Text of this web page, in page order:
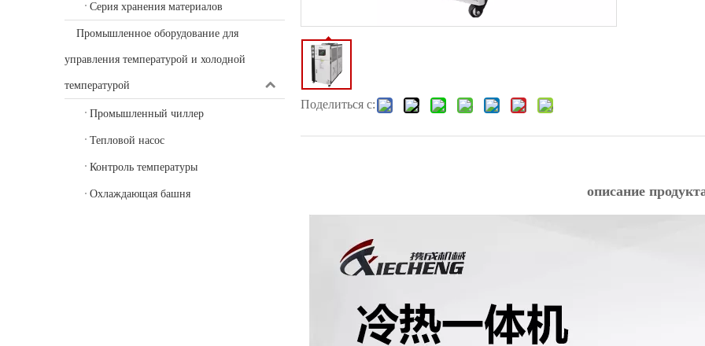
Серия хранения материалов
Промышленное оборудование для
управления температурой и холодной
температурой
Промышленный чиллер
Тепловой насос
Контроль температуры
Охлаждающая башня
Поделиться с:
описание